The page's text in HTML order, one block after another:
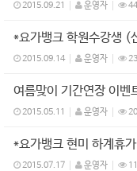
2015.09.21 운영자
*요가뱅크 학원수강생 (
2015.09.14 운영자
여름맞이 기간연장 이벤
2015.05.11 운영자
*요가뱅크 현미 하계휴
2015.07.17 운영자